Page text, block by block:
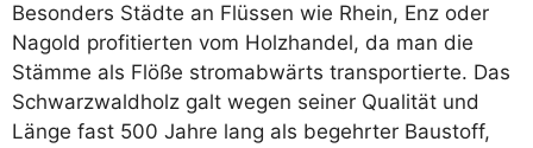
Besonders Städte an Flüssen wie Rhein, Enz oder
Nagold profitierten vom Holzhandel, da man die
Stämme als Flöße stromabwärts transportierte. Das
Schwarzwaldholz galt wegen seiner Qualität und
Länge fast 500 Jahre lang als begehrter Baustoff,